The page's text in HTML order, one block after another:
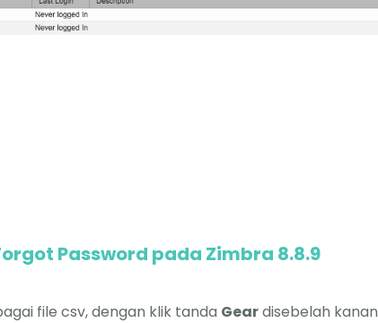
Password pada Zimbra 8.8.9
file csv, dengan klik tanda Geardisebelah kanan